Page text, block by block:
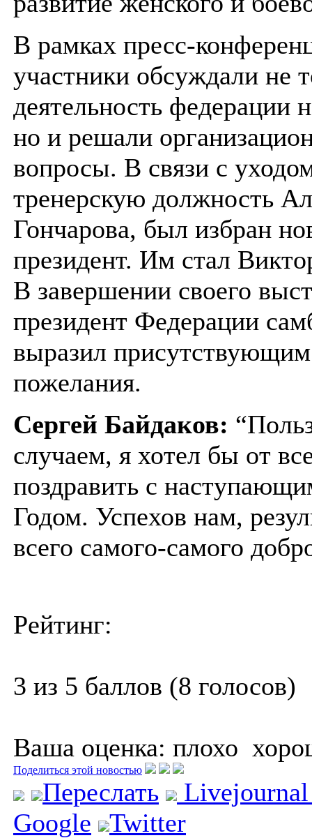
В рамках пресс-
участники обсуждали не
деятельность федерации
но и решали
вопросы. В связи с
тренерскую должность
Гончарова, был избран
президент. Им стал
В завершении своего
президент Федерации
выразил
пожелания.
Сергей Байдаков:
случаем, я хотел бы от
поздравить с
Годом. Успехов нам,
всего самого-самого
Рейтинг:
3 из 5 баллов (8 голосов)
Ваша оценка: плохо
Поделиться этой новостью
Переслать
Google
Twitter